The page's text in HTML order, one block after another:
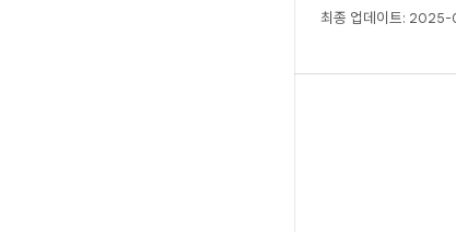
최종 업데이트: